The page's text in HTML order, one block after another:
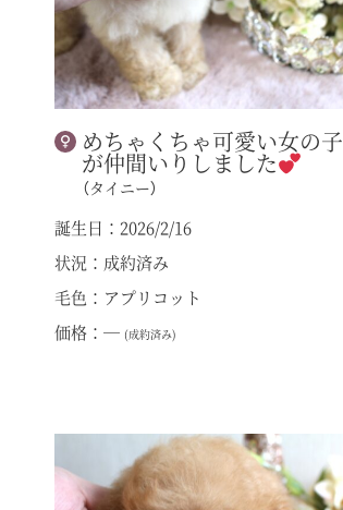
めちゃくちゃ可愛い女の子
が仲間いりしました
（タイニー）
誕生日：2026/2/16
状況：成約済み
毛色：アプリコット
価格：― (成約済み)